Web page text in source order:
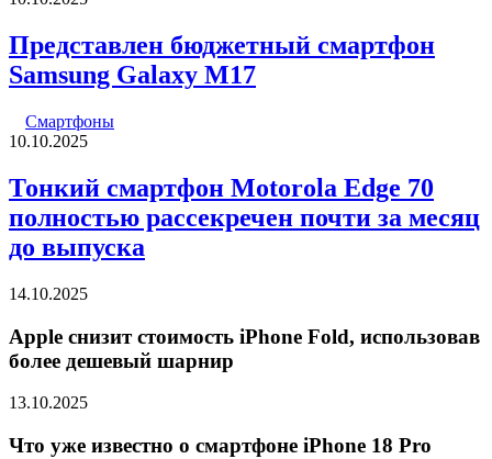
Представлен бюджетный смартфон
Samsung Galaxy M17
Смартфоны
10.10.2025
Тонкий смартфон Motorola Edge 70
полностью рассекречен почти за месяц
до выпуска
14.10.2025
Apple снизит стоимость iPhone Fold, использовав
более дешевый шарнир
13.10.2025
Что уже известно о смартфоне iPhone 18 Pro